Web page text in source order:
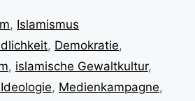
, Islamismus
, Demokratie,
, islamische Gewaltkultur,
, Medienkampagne,